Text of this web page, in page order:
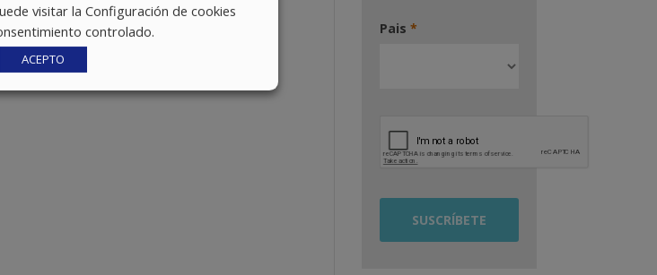
Pais*
visitar la Configuración de cookies
controlado.
ACEPTO